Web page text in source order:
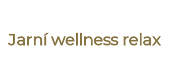
Jarní wellness relax